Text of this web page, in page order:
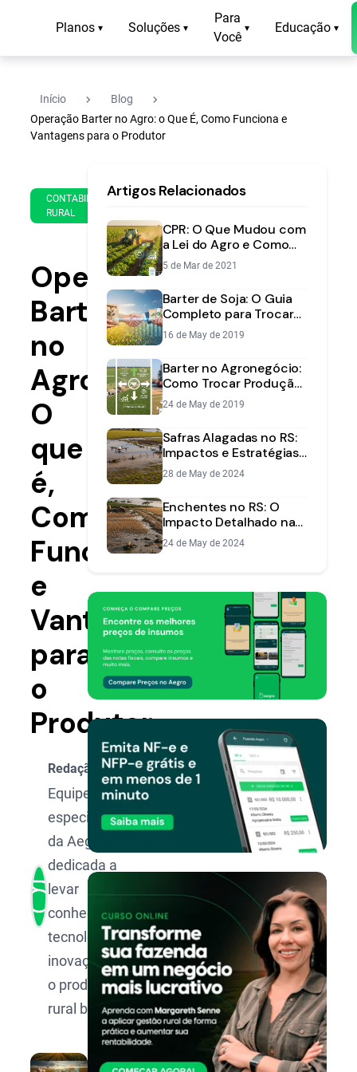
Planos ▾ Soluções ▾
Para
Você
▾ Educação ▾
Início navigate_next Blog navigate_next
Operação Barter no Agro: o Que É, Como Funciona e
Vantagens para o Produtor
CONTABILIDADE
RURAL
de
de
2024
min
leitura
Operação
Barter
no
Agro:
O
que
é,
Como
Funciona
e
Vantagens
para
o
Produtor
Redação Aegro
Equipe de
especialistas
da Aegro,
dedicada a
levar
conhecimento,
tecnologia e
inovação para
o produtor
rural brasileiro.
Artigos Relacionados
CPR: O Que Mudou com
a Lei do Agro e Como
Isso Afeta Você,
Produtor Rural
5 de Mar de 2021
Barter de Soja: O Guia
Completo para Trocar
sua Safra por Insumos
16 de May de 2019
Barter no Agronegócio:
Como Trocar Produção
por Insumos com
Segurança
24 de May de 2019
Safras Alagadas no RS:
Impactos e Estratégias
de Recuperação
28 de May de 2024
Enchentes no RS: O
Impacto Detalhado na
Agricultura e na
Economia do Brasil
24 de May de 2024